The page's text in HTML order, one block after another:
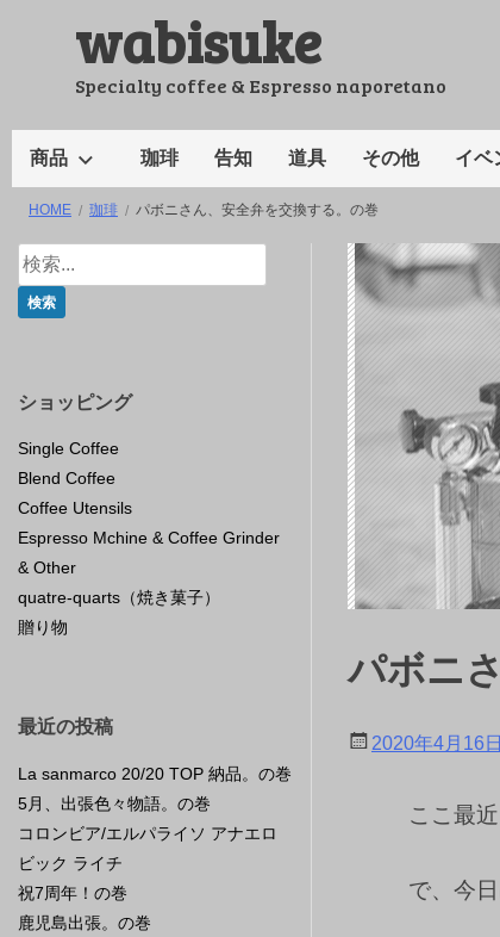
wabisuke
Specialty coffee & Espresso naporetano
商品 珈琲 告知 道具 その他 イベ
HOME 珈琲 パボニさん、安全弁を交換する。の巻
パボニ
2020年4月16日
ここ最
で、今
ショッピング
Single Coffee
Blend Coffee
Coffee Utensils
Espresso Mchine & Coffee Grinder
& Other
quatre-quarts（焼き菓子）
贈り物
最近の投稿
La sanmarco 20/20 TOP 納品。の巻
5月、出張色々物語。の巻
コロンビア/エルパライソ アナエロ
ビック ライチ
祝7周年！の巻
鹿児島出張。の巻